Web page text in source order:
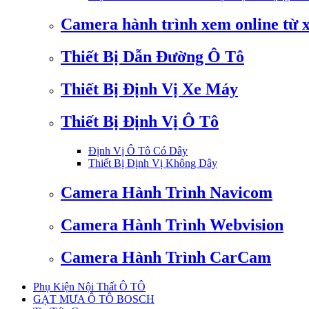
Camera hành trình xem online từ
Thiết Bị Dẫn Đường Ô Tô
Thiết Bị Định Vị Xe Máy
Thiết Bị Định Vị Ô Tô
Định Vị Ô Tô Có Dây
Thiết Bị Định Vị Không Dây
Camera Hành Trình Navicom
Camera Hành Trình Webvision
Camera Hành Trình CarCam
Phụ Kiện Nội Thất Ô TÔ
GẠT MƯA Ô TÔ BOSCH